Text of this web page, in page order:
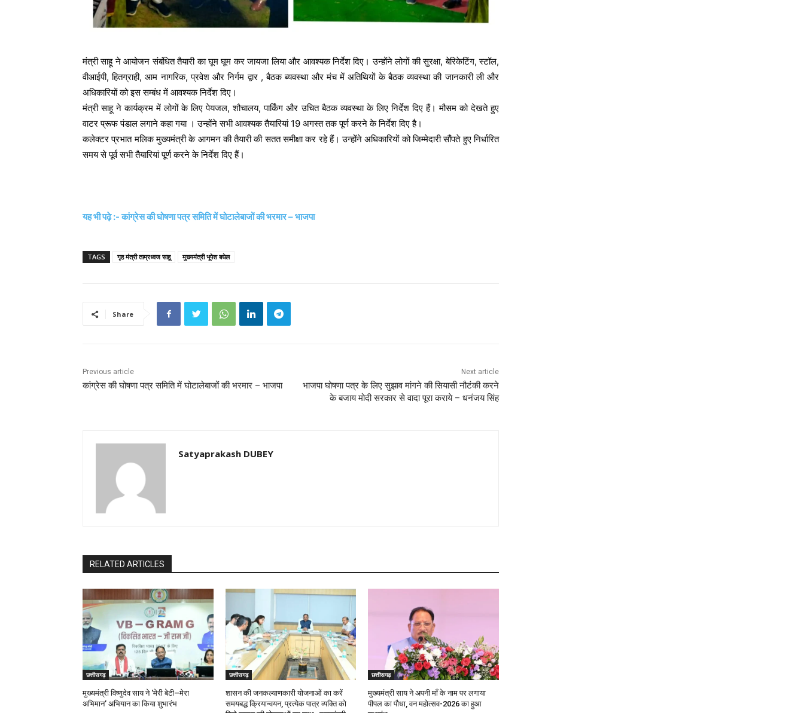
मंत्री साहू ने आयोजन संबंधित तैयारी का घूम घूम कर जायजा लिया और आवश्यक निर्देश दिए। उन्होंने लोगों की सुरक्षा, बेरिकेटिंग, स्टॉल,
वीआईपी, हितग्राही, आम नागरिक, प्रवेश और निर्गम द्वार , बैठक ब्यवस्था और मंच में अतिथियों के बैठक व्यवस्था की जानकारी ली और
अधिकारियों को इस सम्बंध में आवश्यक निर्देश दिए।
मंत्री साहू ने कार्यक्रम में लोगों के लिए पेयजल, शौचालय, पार्किंग और उचित बैठक व्यवस्था के लिए निर्देश दिए हैं। मौसम को देखते हुए
वाटर प्रूफ पंडाल लगाने कहा गया । उन्होंने सभी आवश्यक तैयारियां 19 अगस्त तक पूर्ण करने के निर्देश दिए है।
कलेक्टर प्रभात मलिक मुख्यमंत्री के आगमन की तैयारी की सतत समीक्षा कर रहे हैं। उन्होंने अधिकारियों को जिम्मेदारी सौंपते हुए निर्धारित
समय से पूर्व सभी तैयारियां पूर्ण करने के निर्देश दिए हैं।
यह भी पढ़े :- कांग्रेस की घोषणा पत्र समिति में घोटालेबाजों की भरमार – भाजपा
TAGS गृह मंत्री ताम्रध्वज साहू मुख्यमंत्री भूपेश बघेल
Share
Previous article
कांग्रेस की घोषणा पत्र समिति में घोटालेबाजों की भरमार – भाजपा
Next article
भाजपा घोषणा पत्र के लिए सुझाव मांगने की सियासी नौटंकी करने
के बजाय मोदी सरकार से वादा पूरा कराये – धनंजय सिंह
Satyaprakash DUBEY
RELATED ARTICLES
छत्तीसगढ़
मुख्यमंत्री विष्णुदेव साय ने ‘मेरी बेटी–मेरा
अभिमान’ अभियान का किया शुभारंभ
छत्तीसगढ़
शासन की जनकल्याणकारी योजनाओं का करें
समयबद्ध क्रियान्वयन, प्रत्येक पात्र व्यक्ति को
छत्तीसगढ़
मुख्यमंत्री साय ने अपनी माँ के नाम पर लगाया
पीपल का पौधा, वन महोत्सव-2026 का हुआ